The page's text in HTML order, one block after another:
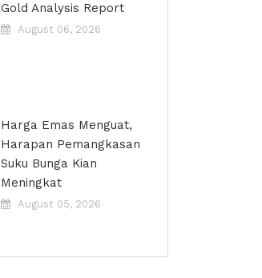
Gold Analysis Report
August 06, 2026
Harga Emas Menguat,
Harapan Pemangkasan
Suku Bunga Kian
Meningkat
August 05, 2026